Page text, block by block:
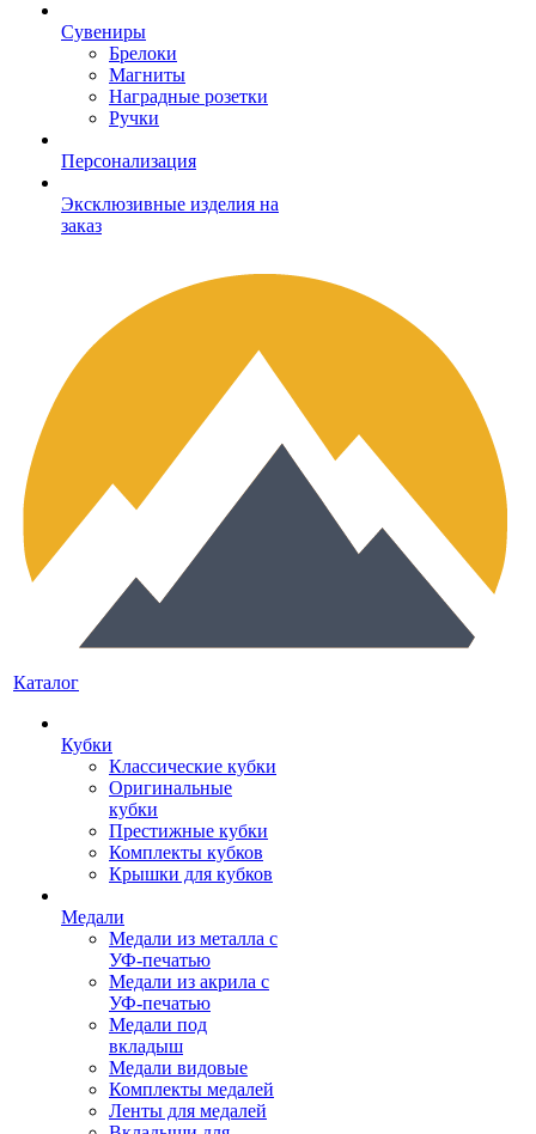
Сувениры
Брелоки
Магниты
Наградные розетки
Ручки
Персонализация
Эксклюзивные изделия на
заказ
Каталог
Кубки
Классические кубки
Оригинальные
кубки
Престижные кубки
Комплекты кубков
Крышки для кубков
Медали
Медали из металла с
УФ-печатью
Медали из акрила с
УФ-печатью
Медали под
вкладыш
Медали видовые
Комплекты медалей
Ленты для медалей